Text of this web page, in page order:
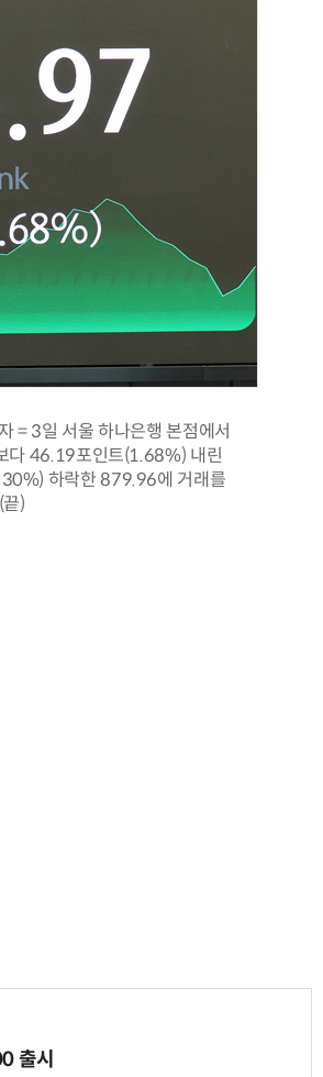
= 3일 서울 하나은행 본점에서
다 46.19포인트(1.68%) 내린
하락한 879.96에 거래를
)
출시